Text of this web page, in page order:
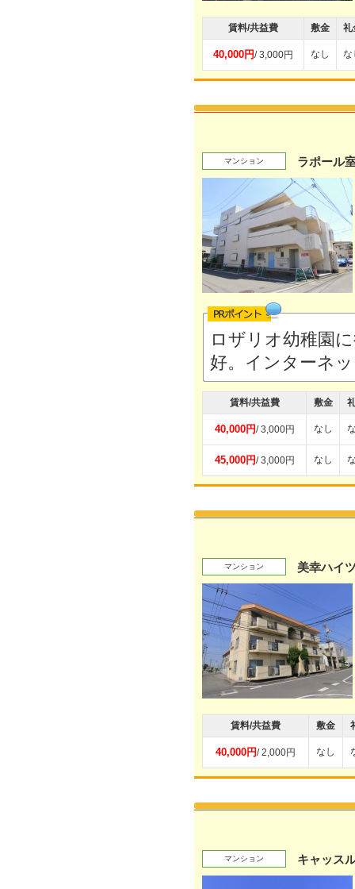
賃料/共益費 敷金 礼
40,000円/ 3,000円 なし な
マンション ラポール
ロザリオ幼稚園
好。インターネ
賃料/共益費 敷金
40,000円/ 3,000円 なし
45,000円/ 3,000円 なし
マンション 美幸ハイ
賃料/共益費 敷金
40,000円/ 2,000円 なし
マンション キャッス